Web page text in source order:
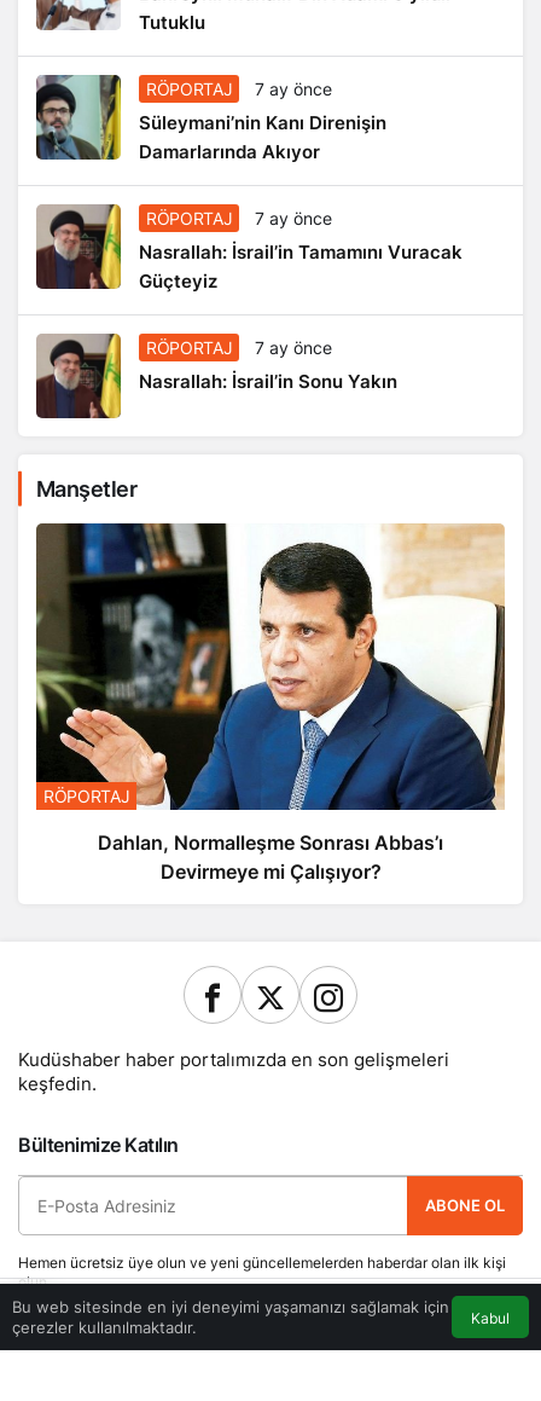
Tutuklu
RÖPORTAJ 7 ay önce
Süleymani’nin Kanı Direnişin
Damarlarında Akıyor
RÖPORTAJ 7 ay önce
Nasrallah: İsrail’in Tamamını Vuracak
Güçteyiz
RÖPORTAJ 7 ay önce
Nasrallah: İsrail’in Sonu Yakın
Manşetler
RÖPORTAJ
Dahlan, Normalleşme Sonrası Abbas’ı
Devirmeye mi Çalışıyor?
Bu web sitesinde en iyi deneyimi yaşamanızı sağlamak için
çerezler kullanılmaktadır.
Kabul
Kudüshaber haber portalımızda en son gelişmeleri
keşfedin.
Bültenimize Katılın
ABONE OL
Hemen ücretsiz üye olun ve yeni güncellemelerden haberdar olan ilk kişi
olun.
Yazarlarımız Künye
İletişim
© Telif Hakkı 2026, Tüm Hakları Saklıdır
Anasayfa Akış Trafik